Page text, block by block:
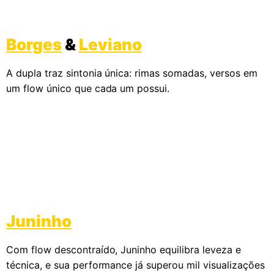
Borges&Leviano
A dupla traz sintonia única: rimas somadas, versos em
um flow único que cada um possui.
Juninho
Com flow descontraído, Juninho equilibra leveza e
técnica, e sua performance já superou mil visualizações